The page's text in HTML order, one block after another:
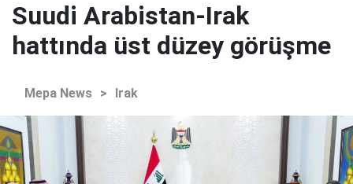
Suudi Arabistan-Irak
hattında üst düzey görüşme
Mepa News > Irak